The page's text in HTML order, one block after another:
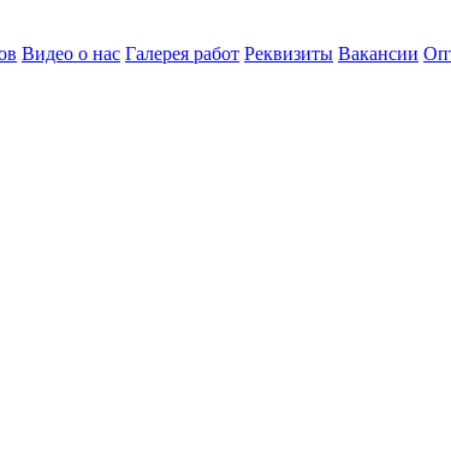
Видео о нас Галерея работ Реквизиты Вакансии